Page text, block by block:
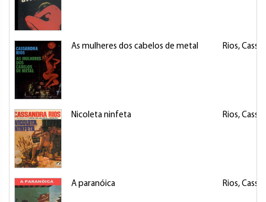
As mulheres dos cabelos de metal Rios,
Nicoleta ninfeta Rios,
A paranóica Rios,